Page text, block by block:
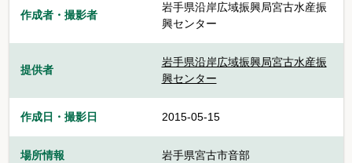
作成者・撮影者
岩手県沿岸広域振興局宮古水産振
興センター
提供者
岩手県沿岸広域振興局宮古水産振
興センター
作成日・撮影日 2015-05-15
場所情報 岩手県宮古市音部